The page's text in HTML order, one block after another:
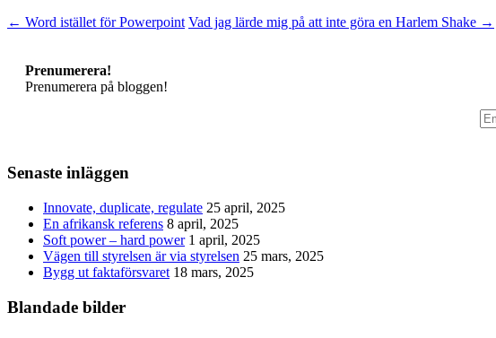
← Word istället för Powerpoint Vad jag lärde mig på att inte göra en Harlem Shake →
Prenumerera!
Prenumerera på bloggen!
Senaste inläggen
Innovate, duplicate, regulate 25 april, 2025
En afrikansk referens 8 april, 2025
Soft power – hard power 1 april, 2025
Vägen till styrelsen är via styrelsen 25 mars, 2025
Bygg ut faktaförsvaret 18 mars, 2025
Blandade bilder